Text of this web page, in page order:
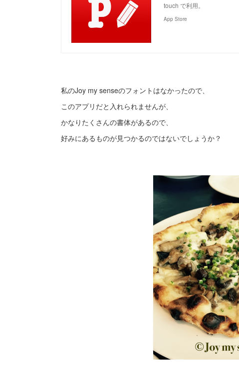
touch で利用。
App Store
私のJoy my senseのフォントはなかったので、
このアプリだと入れられませんが、
かなりたくさんの書体があるので、
好みにあるものが見つかるのではないでしょうか？